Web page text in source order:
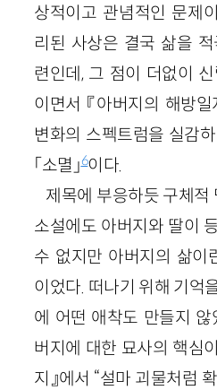
상적이고 관념적인 문제
리된 사상은 결국 삶을
련인데, 그 점이 더없이
이면서 『아버지의 해방
변화의 스펙트럼을 실감
「소멸」6이다.
제목에 부응하듯 구체적
소설에도 아버지와 딸이
수 없지만 아버지의 삶이
이었다. 떠나기 위해 기억
에 어떤 애착도 만들지 않
버지에 대한 묘사의 핵심
지』에서 “설마 괴물처럼